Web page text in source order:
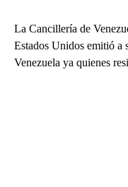
La Cancillería de
Estados Unidos emitió a
Venezuela ya quienes